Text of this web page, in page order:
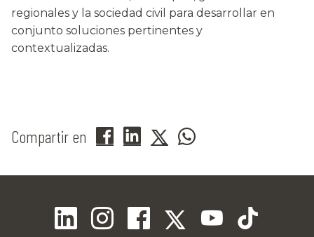
regionales y la sociedad civil para desarrollar en
conjunto soluciones pertinentes y
contextualizadas.
Compartir en